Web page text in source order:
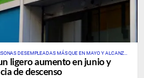
DESEMPLEADAS MÁS QUE EN MAYO Y ALCANZA
7,69%ligero aumento en junio y
de descenso